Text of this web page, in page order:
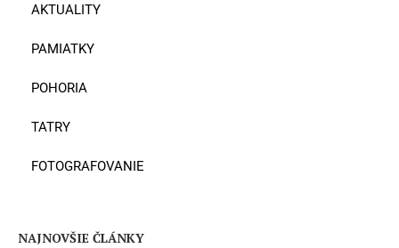
AKTUALITY
PAMIATKY
POHORIA
TATRY
FOTOGRAFOVANIE
NAJNOVŠIE ČLÁNKY